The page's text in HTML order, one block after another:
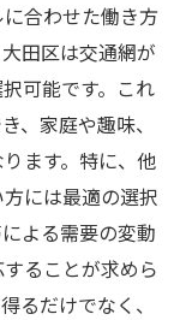
合わせた働き方
田区は交通網が
可能です。これ
、家庭や趣味、
ます。特に、他
には最適の選択
よる需要の変動
ることが求めら
るだけでなく、